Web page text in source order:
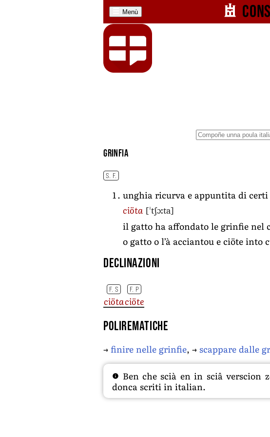
Menù
grinfia
S. F.
unghia ricurva e appuntita di
ciöta [ˈtʃɔːta]
il gatto ha affondato le grinfie nel
o gatto o l’à acciantou e ciöte into
Declinazioni
F. S F. P
ciötaciöte
Polirematiche
→ finire nelle grinfie, → scappare dalle
Ben che scià en in sciâ verscion
donca scriti in italian.